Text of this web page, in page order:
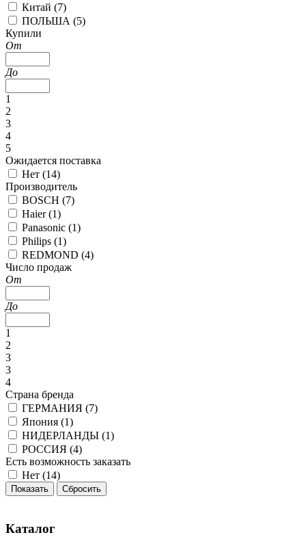
Китай (7)
ПОЛЬША (5)
Купили
От
До
1
2
3
4
5
Ожидается поставка
Нет (14)
Производитель
BOSCH (7)
Haier (1)
Panasonic (1)
Philips (1)
REDMOND (4)
Число продаж
От
До
1
2
3
3
4
Страна бренда
ГЕРМАНИЯ (7)
Япония (1)
НИДЕРЛАНДЫ (1)
РОССИЯ (4)
Есть возможность заказать
Нет (14)
Каталог